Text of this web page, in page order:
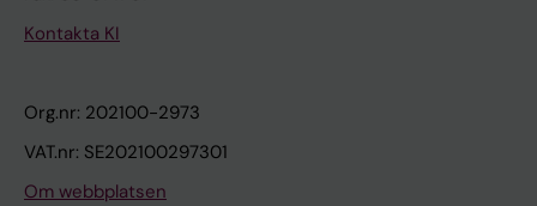
Kontakta KI
Org.nr: 202100-2973
VAT.nr: SE202100297301
Om webbplatsen